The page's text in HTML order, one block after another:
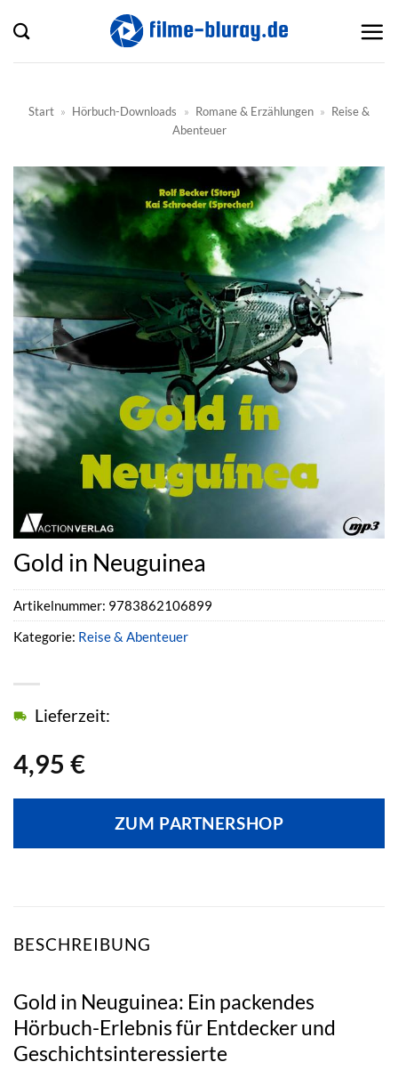
Inhalt
springen
Start » Hörbuch-Downloads » Romane & Erzählungen » Reise &
Abenteuer
Gold in Neuguinea
4,95 €
Lieferzeit:
ZUM PARTNERSHOP
Artikelnummer: 9783862106899
Kategorie: Reise & Abenteuer
BESCHREIBUNG
Gold in Neuguinea: Ein packendes
Hörbuch-Erlebnis für Entdecker und
Geschichtsinteressierte